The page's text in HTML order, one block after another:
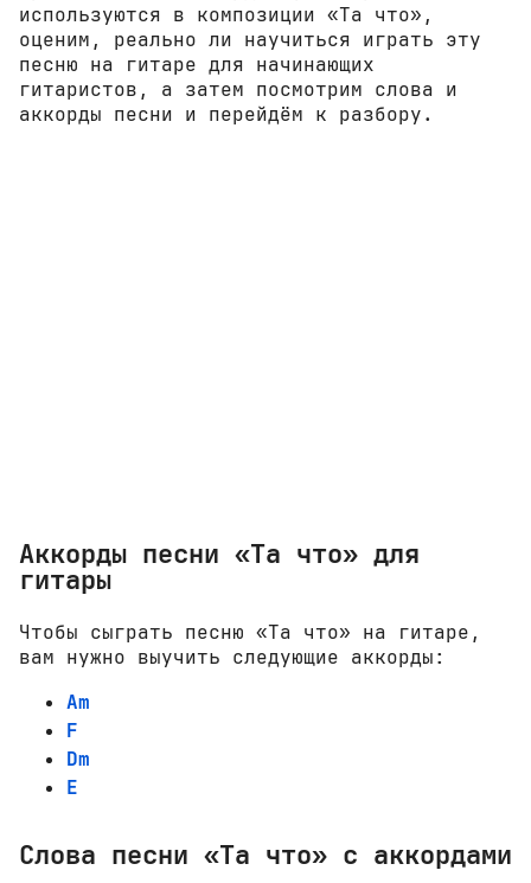
используются в композиции «Та что»,
оценим, реально ли научиться играть эту
песню на гитаре для начинающих
гитаристов, а затем посмотрим слова и
аккорды песни и перейдём к разбору.
Аккорды песни «Та что» для
гитары
Чтобы сыграть песню «Та что» на гитаре,
вам нужно выучить следующие аккорды:
Am
F
Dm
E
Слова песни «Та что» с аккордами